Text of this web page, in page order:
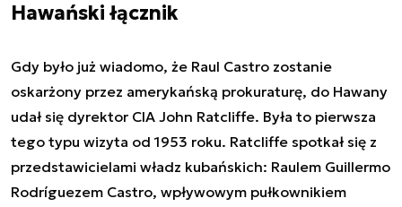
Hawański łącznik
Gdy było już wiadomo, że Raul Castro zostanie
oskarżony przez amerykańską prokuraturę, do Hawany
udał się dyrektor CIA John Ratcliffe. Była to pierwsza
tego typu wizyta od 1953 roku. Ratcliffe spotkał się z
przedstawicielami władz kubańskich: Raulem Guillermo
Rodríguezem Castro, wpływowym pułkownikiem